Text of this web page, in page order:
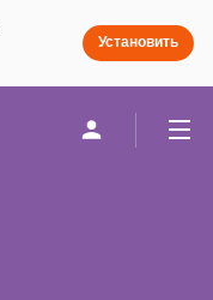
Установить